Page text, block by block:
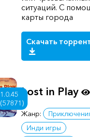
ситуаций. С
карты города
Скачать
1.0.45
(57871)
Lost in Play
Жанр:
Инди игры